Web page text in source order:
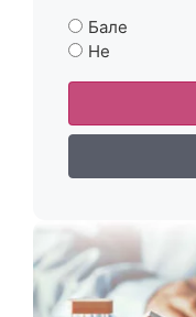
Бале
Не